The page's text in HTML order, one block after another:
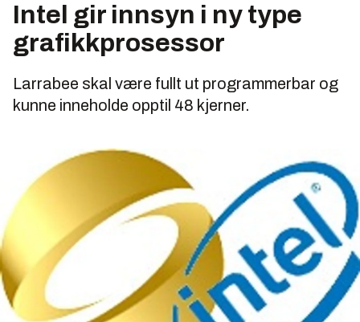
Intel gir innsyn i ny type
grafikkprosessor
Larrabee skal være fullt ut programmerbar og
kunne inneholde opptil 48 kjerner.